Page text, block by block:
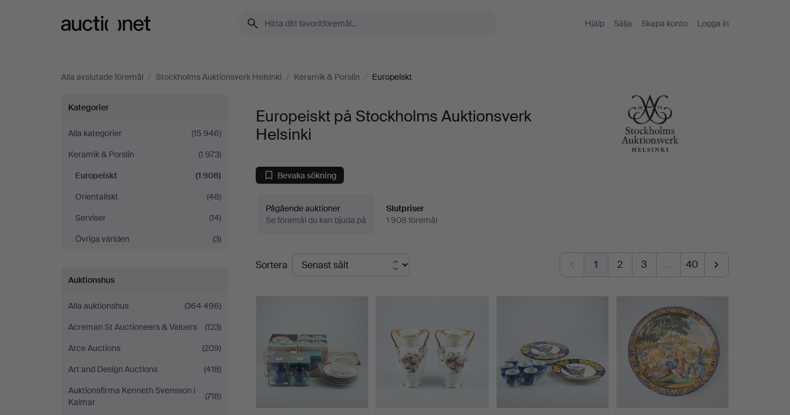
Hjälp Sälja Skapa konto Logga in
Alla avslutade föremål / Stockholms Auktionsverk Helsinki / Keramik & Porslin / Europeiskt
Europeiskt
på
Stockholms
Auktionsverk
Helsinki
Kategorier
Alla kategorier
(15 946)
Keramik & Porslin
(1 973)
Europeiskt
(1 908)
Orientaliskt
(48)
Serviser
(14)
Övriga världen
(3)
Auktionshus
Alla auktionshus
(364 496)
Acreman St Auctioneers & Valuers
(123)
Arce Auctions
(209)
Art and Design Auctions
(418)
Auktionsfirma Kenneth Svensson i
Kalmar
(718)
Europeiskt på Stockholms Auktionsverk
Helsinki
Bevaka sökning
Pågående auktioner
Se föremål du kan bjuda på
Slutpriser
1 908 föremål
Slutpriser
Sortera 1 2 3 … 40